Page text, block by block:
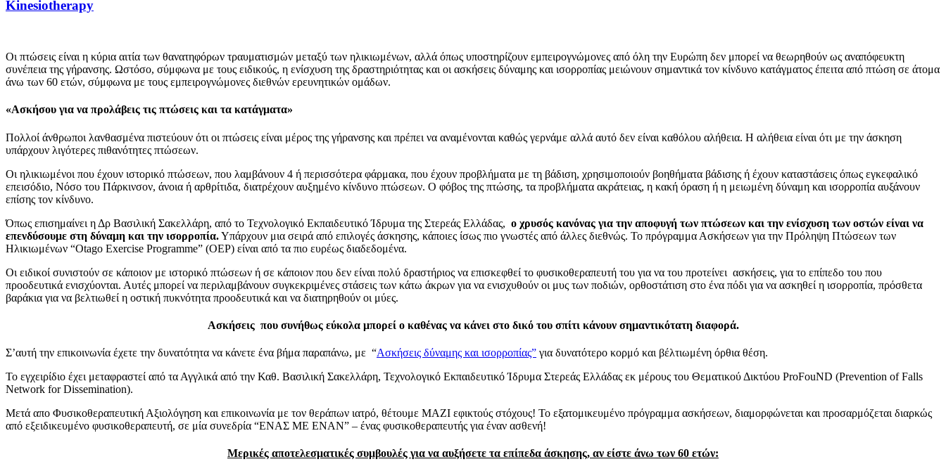
Kinesiotherapy
Οι πτώσεις είναι η κύρια αιτία των θανατηφόρων τραυματισμών μεταξύ των ηλικιωμένων, αλλά όπως υποστηρίζουν εμπειρογνώμονες από όλη την Ευρώπη δεν μπορεί να θεωρηθούν ως αναπόφευκτη
συνέπεια της γήρανσης. Ωστόσο, σύμφωνα με τους ειδικούς, η ενίσχυση της δραστηριότητας και οι ασκήσεις δύναμης και ισορροπίας μειώνουν σημαντικά τον κίνδυνο κατάγματος έπειτα από πτώση σε άτομα
άνω των 60 ετών, σύμφωνα με τους εμπειρογνώμονες διεθνών ερευνητικών ομάδων.
«Ασκήσου για να προλάβεις τις πτώσεις και τα κατάγματα»
Πολλοί άνθρωποι λανθασμένα πιστεύουν ότι οι πτώσεις είναι μέρος της γήρανσης και πρέπει να αναμένονται καθώς γερνάμε αλλά αυτό δεν είναι καθόλου αλήθεια. Η αλήθεια είναι ότι με την άσκηση
υπάρχουν λιγότερες πιθανότητες πτώσεων.
Οι ηλικιωμένοι που έχουν ιστορικό πτώσεων, που λαμβάνουν 4 ή περισσότερα φάρμακα, που έχουν προβλήματα με τη βάδιση, χρησιμοποιούν βοηθήματα βάδισης ή έχουν καταστάσεις όπως εγκεφαλικό
επεισόδιο, Νόσο του Πάρκινσον, άνοια ή αρθρίτιδα, διατρέχουν αυξημένο κίνδυνο πτώσεων. Ο φόβος της πτώσης, τα προβλήματα ακράτειας, η κακή όραση ή η μειωμένη δύναμη και ισορροπία αυξάνουν
επίσης τον κίνδυνο.
Όπως επισημαίνει η Δρ Βασιλική Σακελλάρη, από το Τεχνολογικό Εκπαιδευτικό Ίδρυμα της Στερεάς Ελλάδας, ο χρυσός κανόνας για την αποφυγή των πτώσεων και την ενίσχυση των οστών είναι να
επενδύσουμε στη δύναμη και την ισορροπία.Υπάρχουν μια σειρά από επιλογές άσκησης, κάποιες ίσως πιο γνωστές από άλλες διεθνώς. Το πρόγραμμα Ασκήσεων για την Πρόληψη Πτώσεων των
Ηλικιωμένων “Otago Exercise Programme” (ΟΕΡ) είναι από τα πιο ευρέως διαδεδομένα.
Οι ειδικοί συνιστούν σε κάποιον με ιστορικό πτώσεων ή σε κάποιον που δεν είναι πολύ δραστήριος να επισκεφθεί το φυσικοθεραπευτή του για να του προτείνει ασκήσεις, για το επίπεδο του που
προοδευτικά ενισχύονται. Αυτές μπορεί να περιλαμβάνουν συγκεκριμένες στάσεις των κάτω άκρων για να ενισχυθούν οι μυς των ποδιών, ορθοστάτιση στο ένα πόδι για να ασκηθεί η ισορροπία, πρόσθετα
βαράκια για να βελτιωθεί η οστική πυκνότητα προοδευτικά και να διατηρηθούν οι μύες.
Ασκήσεις που συνήθως εύκολα μπορεί ο καθένας να κάνει στο δικό του σπίτι κάνουν σημαντικότατη διαφορά.
Σ’αυτή την επικοινωνία έχετε την δυνατότητα να κάνετε ένα βήμα παραπάνω, με “Ασκήσεις δύναμης και ισορροπίας” για δυνατότερο κορμό και βέλτιωμένη όρθια θέση.
Το εγχειρίδιο έχει μεταφραστεί από τα Αγγλικά από την Καθ. Βασιλική Σακελλάρη, Τεχνολογικό Εκπαιδευτικό Ίδρυμα Στερεάς Ελλάδας εκ μέρους του Θεματικού Δικτύου ProFouND (Prevention of Falls
Network for Dissemination).
Μετά απο Φυσικοθεραπευτική Αξιολόγηση και επικοινωνία με τον θεράπων ιατρό, θέτουμε ΜΑΖΙ εφικτούς στόχους! Το εξατομικευμένο πρόγραμμα ασκήσεων, διαμορφώνεται και προσαρμόζεται διαρκώς
από εξειδικευμένο φυσικοθεραπευτή, σε μία συνεδρία “ΕΝΑΣ ΜΕ ΕΝΑΝ” – ένας φυσικοθεραπευτής για έναν ασθενή!
Μερικές αποτελεσματικές συμβουλές για να αυξήσετε τα επίπεδα άσκησης, αν είστε άνω των 60 ετών: